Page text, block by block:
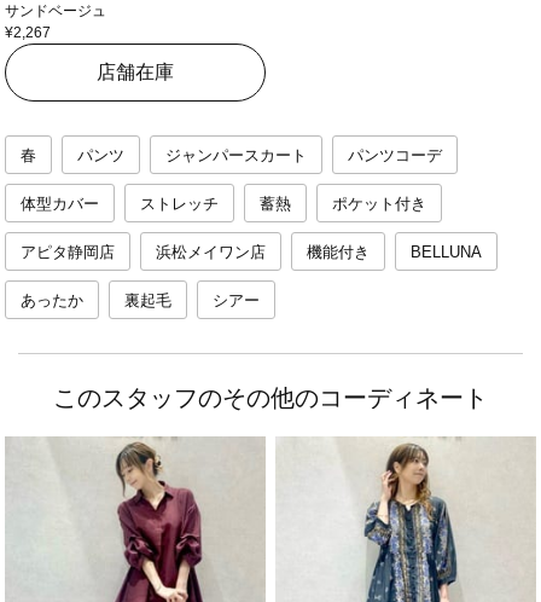
サンドベージュ
¥2,267
店舗在庫
春 パンツ ジャンパースカート パンツコーデ
体型カバー ストレッチ 蓄熱 ポケット付き
アピタ静岡店 浜松メイワン店 機能付き BELLUNA
あったか 裏起毛 シアー
このスタッフのその他のコーディネート